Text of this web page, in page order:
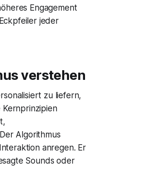
Engagement
jeder
verstehen
zu liefern,
Algorithmus
anregen. Er
Sounds oder